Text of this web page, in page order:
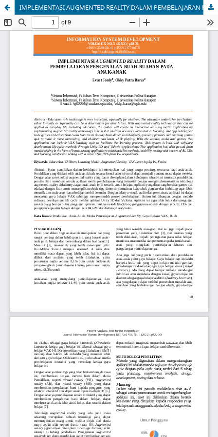
IMPLEMENTASI AUGMENTED REALITY DALAM PEMBELAJARAN PENGENALAN BUAH-BUAHAN PADA ANAK-ANAK